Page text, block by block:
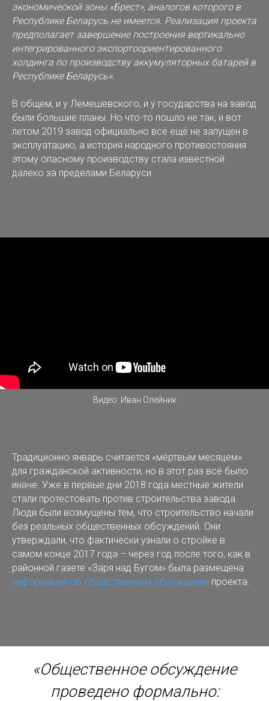
экономической зоны «Брест», аналогов которого в
Республике Беларусь не имеется. Реализация проекта
предполагает завершение построения вертикально
интегрированного экспортоориентированного
холдинга по производству аккумуляторных батарей в
Республике Беларусь».
В общем, и у Лемешевского, и у государства на завод
были большие планы. Но что-то пошло не так, и вот
летом 2019 завод официально всё ещё не запущен в
эксплуатацию, а история народного противостояния
этому опасному производству стала известной
далеко за пределами Беларуси.
Видео: Иван Олейник
Традиционно январь считается «мёртвым месяцем»
для гражданской активности, но в этот раз всё было
иначе. Уже в первые дни 2018 года местные жители
стали протестовать против строительства завода.
Люди были возмущены тем, что строительство начали
без реальных общественных обсуждений. Они
утверждали, что фактически узнали о стройке в
самом конце 2017 года – через год после того, как в
районной газете «Заря над Бугом» была размещена
информация об общественном обсуждении проекта.
«Общественное обсуждение
проведено формально: